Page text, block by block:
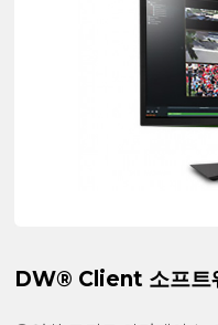
DW® Client 소프트